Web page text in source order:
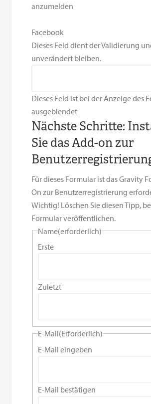
anzumelden
Facebook
Dieses Feld dient der Validierung
unverändert bleiben.
Dieses Feld ist bei der Anzeige des
ausgeblendet
Nächste Schritte:
Sie das Add-on zur
Für dieses Formular ist das Gravity
On zur Benutzerregistrierung
Wichtig! Löschen Sie diesen Tipp,
Formular veröffentlichen.
Name(erforderlich)
Erste
Zuletzt
E-Mail(Erforderlich)
E-Mail eingeben
E-Mail bestätigen